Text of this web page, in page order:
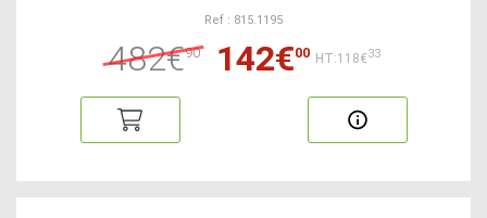
Ref : 815.1195
482€90 142€00 HT:118€33